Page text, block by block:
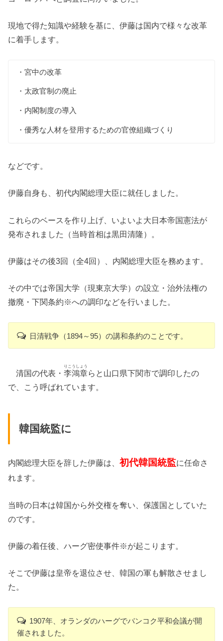
現地で得た知識や経験を基に、伊藤は国内で様々な改革
に着手します。
・宮中の改革
・太政官制の廃止
・内閣制度の導入
・優秀な人材を登用するための官僚組織づくり
などです。
伊藤自身も、初代内閣総理大臣に就任しました。
これらのベースを作り上げ、いよいよ大日本帝国憲法が
発布されました（当時首相は黒田清隆）。
伊藤はその後3回（全4回）、内閣総理大臣を務めます。
その中では帝国大学（現東京大学）の設立・治外法権の
撤廃・下関条約※への調印などを行いました。
日清戦争（1894～95）の講和条約のことです。
清国の代表・李鴻章
りこうしょう
らと山口県下関市で調印したの
で、こう呼ばれています。
韓国統監に
内閣総理大臣を辞した伊藤は、初代韓国統監に任命さ
れます。
当時の日本は韓国から外交権を奪い、保護国としていた
のです。
伊藤の着任後、ハーグ密使事件※が起こります。
そこで伊藤は皇帝を退位させ、韓国の軍も解散させまし
た。
1907年、オランダのハーグでバンコク平和会議が開
催されました。